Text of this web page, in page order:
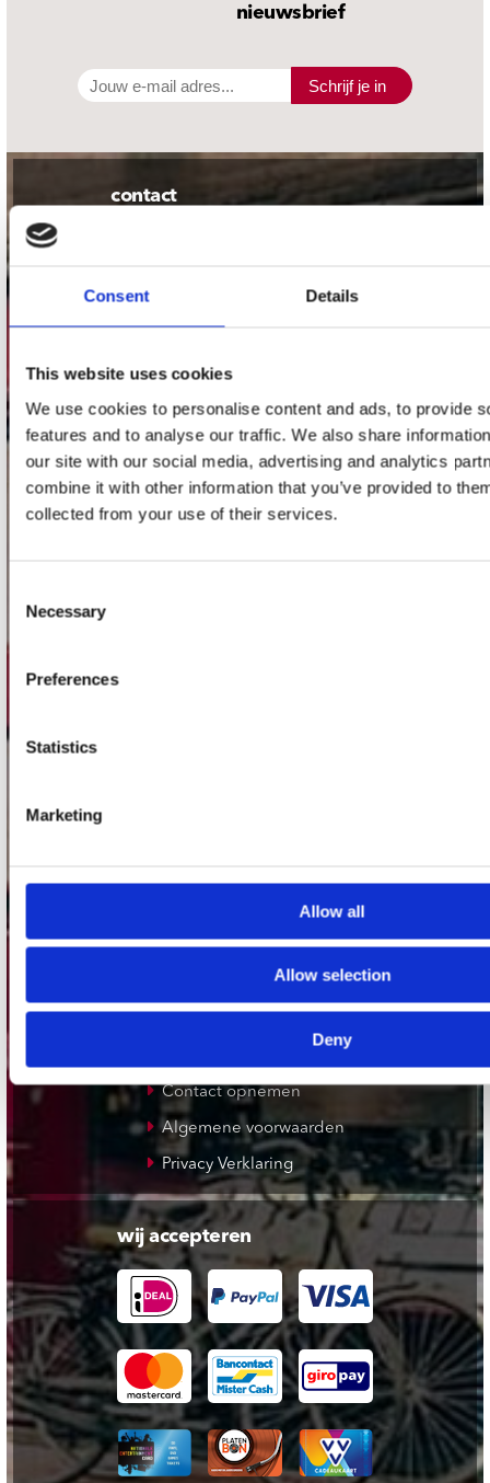
Consent Details
This website uses cookies
We use cookies to personalise content and ads, to provide
features and to analyse our traffic. We also share
our site with our social media, advertising and analytics
combine it with other information that you’ve provided to
collected from your use of their services.
Selection
Necessary
Preferences
Statistics
Marketing
Allow all
Allow selection
Deny
nieuwsbrief
Schrijf je in
contact
Adres
Utrechtsestraat 52-60
onze winkels
klantenservice
Verzendkosten
Contact opnemen
Algemene voorwaarden
Privacy Verklaring
wij accepteren